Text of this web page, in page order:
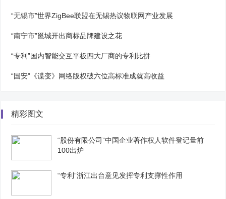
“无锡市”世界ZigBee联盟在无锡热议物联网产业发展
“南宁市”邕城开出商标品牌建设之花
“专利”国内智能交互平板四大厂商的专利比拼
“国安”《谍变》网络版权破六位高标准成就高收益
精彩图文
“股份有限公司”中国企业著作权人软件登记量前
100出炉
“专利”浙江出台意见发挥专利支撑性作用